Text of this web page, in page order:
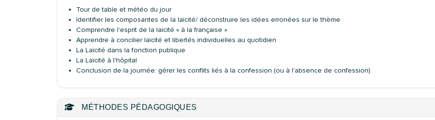
Tour de table et météo du jour
Identifier les composantes de la laïcité/ déconstruire les idées erronées sur le thème
Comprendre l'esprit de la laïcité « à la française »
Apprendre à concilier laïcité et libertés individuelles au quotidien
La Laïcité dans la fonction publique
La Laïcité à l'hôpital
Conclusion de la journée: gérer les conflits liés à la confession (ou à l'absence de confession)
MÉTHODES PÉDAGOGIQUES